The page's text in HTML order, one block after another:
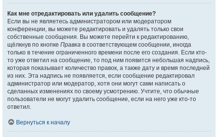
Как мне отредактировать или удалить сообщение?
Если вы не являетесь администратором или модератором
конференции, вы можете редактировать и удалять только свои
собственные сообщения. Вы можете перейти к редактированию,
щёлкнув по кнопке Правка в соответствующем сообщении, иногда
только в течение ограниченного времени после его создания. Если кто-
то уже ответил на сообщение, то под ним появится небольшая надпись,
которая показывает количество правок, а также дату и время последней
из них. Эта надпись не появляется, если сообщение редактировал
администратор или модератор, хотя они могут сами написать о
сделанных изменениях по своему усмотрению. Учтите, что обычные
пользователи не могут удалить сообщение, если на него уже кто-то
ответил.
Вернуться к началу